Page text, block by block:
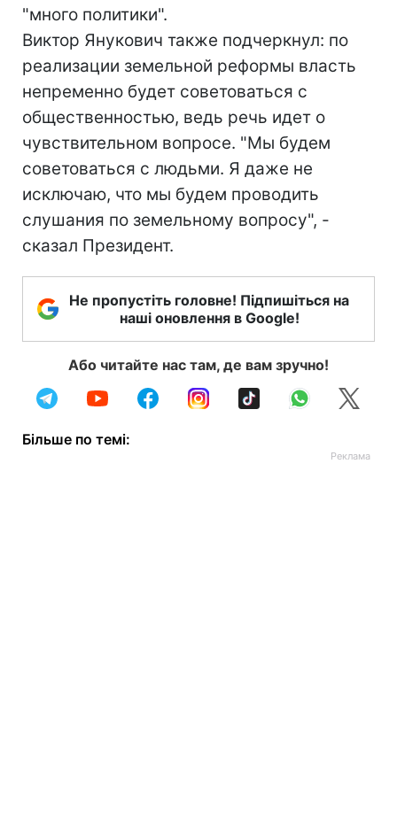
"много политики".
Виктор Янукович также подчеркнул: по
реализации земельной реформы власть
непременно будет советоваться с
общественностью, ведь речь идет о
чувствительном вопросе. "Мы будем
советоваться с людьми. Я даже не
исключаю, что мы будем проводить
слушания по земельному вопросу", -
сказал Президент.
Не пропустіть головне! Підпишіться на
наші оновлення в Google!
Або читайте нас там, де вам зручно!
Більше по темі: